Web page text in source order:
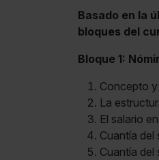
Basado en la
bloques del
Bloque 1:
Concepto
La
El salario
Cuantía del
Cuantía del